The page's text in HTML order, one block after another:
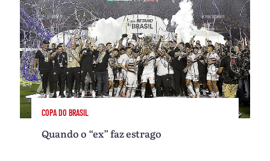
COPA DO BRASIL
Quando o “ex” faz estrago